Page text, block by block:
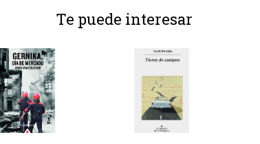
Te puede interesar